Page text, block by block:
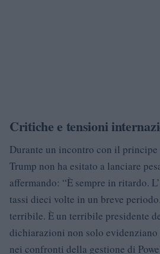
Critiche e tensioni
Durante un incontro con il
Trump non ha esitato a lanciare
affermando: “È sempre in ritardo.
tassi dieci volte in un breve
terribile. È un terribile presidente
dichiarazioni non solo evidenziano
nei confronti della gestione di